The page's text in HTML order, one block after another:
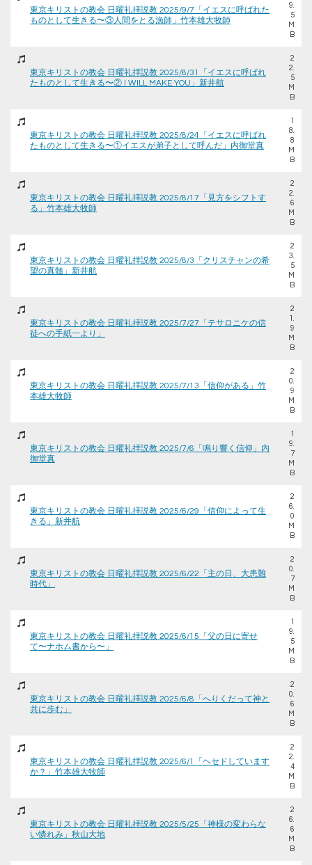
東京キリストの教会 日曜礼拝説教 2025/9/7「イエスに呼ばれた
ものとして生きる〜③人間をとる漁師」竹本雄大牧師
9.
5
M
B
東京キリストの教会 日曜礼拝説教 2025/8/31「イエスに呼ばれ
たものとして生きる〜② I WILL MAKE YOU」新井航
2
2.
5
M
B
東京キリストの教会 日曜礼拝説教 2025/8/24「イエスに呼ばれ
たものとして生きる〜①イエスが弟子として呼んだ」内御堂真
1
8.
8
M
B
東京キリストの教会 日曜礼拝説教 2025/8/17「見方をシフトす
る」竹本雄大牧師
2
2.
6
M
B
東京キリストの教会 日曜礼拝説教 2025/8/3「クリスチャンの希
望の真髄」新井航
2
3.
5
M
B
東京キリストの教会 日曜礼拝説教 2025/7/27「テサロニケの信
徒への手紙一より」
2
1.
9
M
B
東京キリストの教会 日曜礼拝説教 2025/7/13「信仰がある」竹
本雄大牧師
2
0.
9
M
B
東京キリストの教会 日曜礼拝説教 2025/7/6「鳴り響く信仰」内
御堂真
1
9.
7
M
B
東京キリストの教会 日曜礼拝説教 2025/6/29「信仰によって生
きる」新井航
2
6.
0
M
B
東京キリストの教会 日曜礼拝説教 2025/6/22「主の日、大患難
時代」
2
0.
7
M
B
東京キリストの教会 日曜礼拝説教 2025/6/15「父の日に寄せ
て〜ナホム書から〜」
1
9.
5
M
B
東京キリストの教会 日曜礼拝説教 2025/6/8「へりくだって神と
共に歩む」
2
0.
6
M
B
東京キリストの教会 日曜礼拝説教 2025/6/1「ヘセドしています
か？」竹本雄大牧師
2
2.
4
M
B
東京キリストの教会 日曜礼拝説教 2025/5/25「神様の変わらな
い憐れみ」秋山大地
2
6.
6
M
B